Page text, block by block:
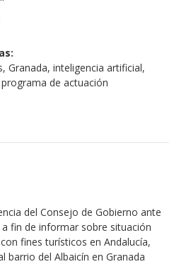
Granada, inteligencia artificial,
de actuación
del Consejo de Gobierno ante
fin de informar sobre situación
fines turísticos en Andalucía,
barrio del Albaicín en Granada